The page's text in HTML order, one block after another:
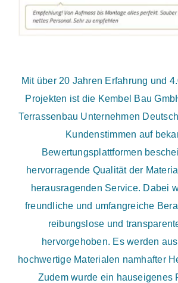
Mit über 20 Jahren Erfahrung und
Projekten ist die Kembel Bau
Terrassenbau Unternehmen
Kundenstimmen auf
Bewertungsplattformen
hervorragende Qualität der
herausragenden Service. Dabei
freundliche und umfangreiche
reibungslose und
hervorgehoben. Es werden
hochwertige Materialen namhafter
Zudem wurde ein hauseigenes